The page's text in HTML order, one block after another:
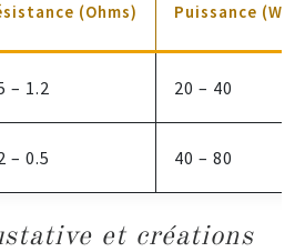
(Ohms) Puissance
– 1.2 20 – 40
– 0.5 40 – 80
et créations